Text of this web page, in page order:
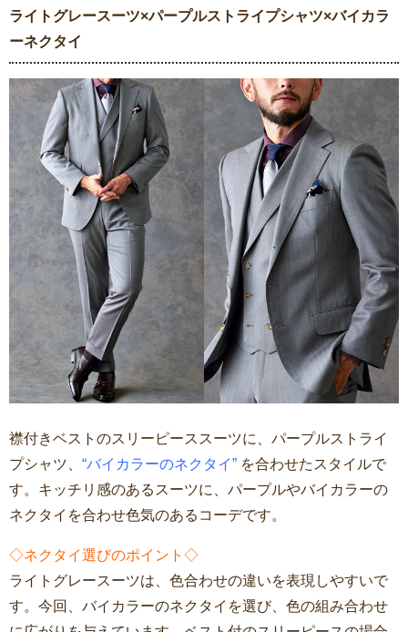
ライトグレースーツ×パープルストライプシャツ×バイカラ
ーネクタイ
襟付きベストのスリーピーススーツに、パープルストライ
プシャツ、 “バイカラーのネクタイ” を合わせたスタイルで
す。キッチリ感のあるスーツに、パープルやバイカラーの
ネクタイを合わせ色気のあるコーデです。
◇ネクタイ選びのポイント◇
ライトグレースーツは、色合わせの違いを表現しやすいで
す。今回、バイカラーのネクタイを選び、色の組み合わせ